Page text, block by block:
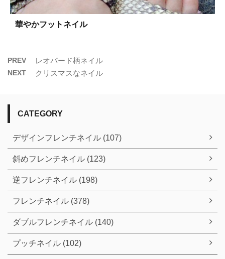
華やかフットネイル
PREV レオパード柄ネイル
NEXT クリスマスなネイル
CATEGORY
デザインフレンチネイル (107)
斜めフレンチネイル (123)
逆フレンチネイル (198)
フレンチネイル (378)
ダブルフレンチネイル (140)
プッチネイル (102)